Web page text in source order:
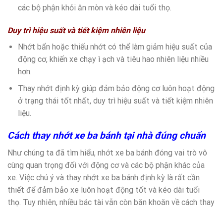
các bộ phận khỏi ăn mòn và kéo dài tuổi thọ.
Duy trì hiệu suất và tiết kiệm nhiên liệu
Nhớt bẩn hoặc thiếu nhớt có thể làm giảm hiệu suất của
động cơ, khiến xe chạy ì ạch và tiêu hao nhiên liệu nhiều
hơn.
Thay nhớt định kỳ giúp đảm bảo động cơ luôn hoạt động
ở trạng thái tốt nhất, duy trì hiệu suất và tiết kiệm nhiên
liệu.
Cách thay nhớt xe ba bánh tại nhà đúng chuẩn
Như chúng ta đã tìm hiểu, nhớt xe ba bánh đóng vai trò vô
cùng quan trọng đối với động cơ và các bộ phận khác của
xe. Việc chú ý và thay nhớt xe ba bánh định kỳ là rất cần
thiết để đảm bảo xe luôn hoạt động tốt và kéo dài tuổi
thọ. Tuy nhiên, nhiều bác tài vẫn còn băn khoăn về cách thay